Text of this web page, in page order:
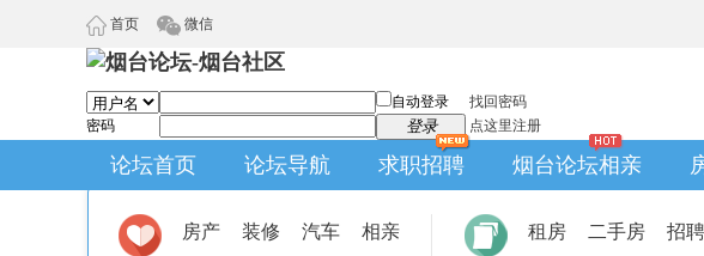
首页 微信
自动登录
找回密码
密码
登录 点这里注册
论坛首页 论坛导航 求职招聘 烟台论坛相亲
房产 装修 汽车
相亲
租房 二手房 招聘